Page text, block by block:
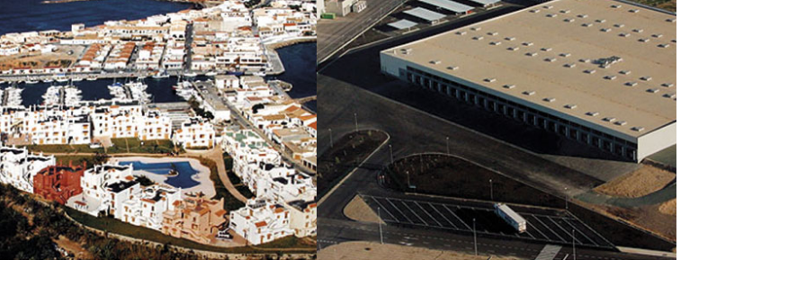
Edificación">Edificación
Sector
Agroalimentario">Sector
Agroalimentario